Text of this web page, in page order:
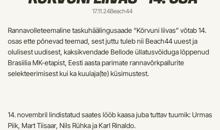
17.11.24Beach44
Rannavolleteemaline taskuhäälingusaade “Kõrvuni liivas” võtab 14.
osas ette põnevad teemad, sest juttu tuleb nii Beach44 uuest ja
olulisest uudisest, kaksikvendade Bellode üllatusvõiduga lõppenud
Brasiilia MK-etapist, Eesti aasta parimate rannavõrkpallurite
selekteerimisest kui ka kuulaja(te) küsimustest.
14. novembril lindistatud saates lööb kaasa juba tuttav tuumik: Urmas
Piik, Mart Tiisaar, Nils Rühka ja Karl Rinaldo.